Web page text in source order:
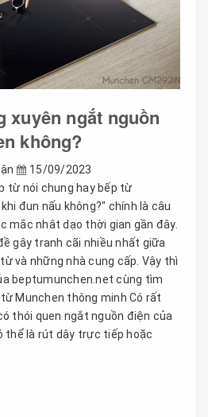
xuyên ngắt nguồn
không?
15/09/2023
từ nói chung hay bếp từ
đun nấu không?" chính là câu
mắc nhât dạo thời gian gần đây.
gây tranh cãi nhiều nhất giữa
và những nhà cung cấp. Vậy thì
beptumunchen.net cùng tìm
Munchen thông minh Có rất
thói quen ngắt nguồn điện của
thể là rút dây trực tiếp hoặc